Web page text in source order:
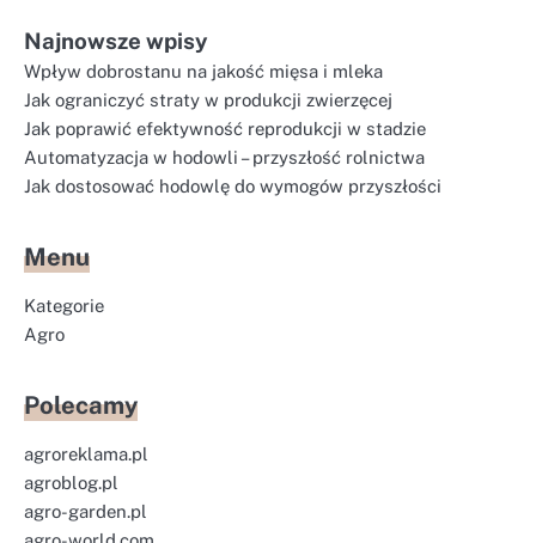
Najnowsze wpisy
Wpływ dobrostanu na jakość mięsa i mleka
Jak ograniczyć straty w produkcji zwierzęcej
Jak poprawić efektywność reprodukcji w stadzie
Automatyzacja w hodowli – przyszłość rolnictwa
Jak dostosować hodowlę do wymogów przyszłości
Menu
Kategorie
Agro
Polecamy
agroreklama.pl
agroblog.pl
agro-garden.pl